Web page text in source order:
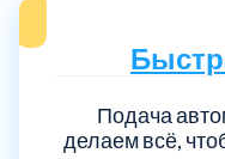
Подача
делаем всё,